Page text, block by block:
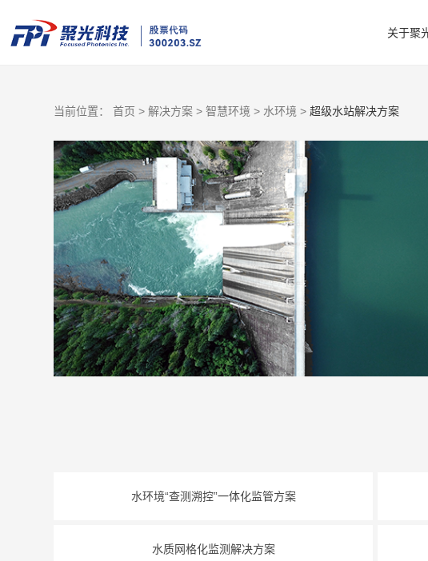
关于聚
当前位置： 首页 > 解决方案 > 智慧环境 > 水环境 > 超级水站解决方案
水环境“查测溯控”一体化监管方案
水质网格化监测解决方案